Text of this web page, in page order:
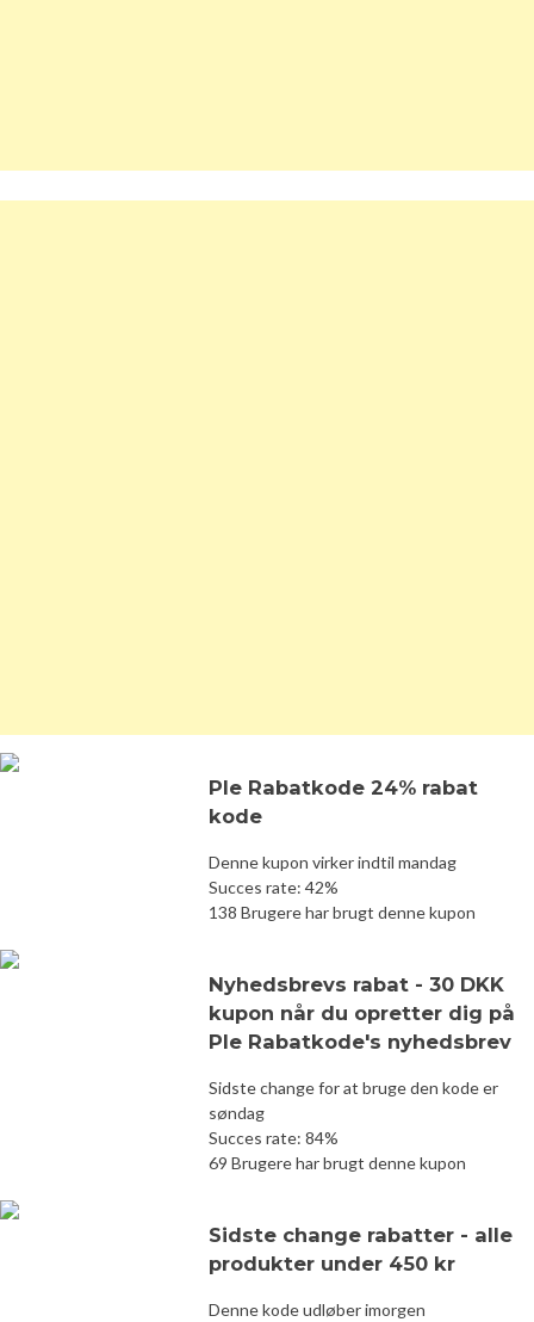
Ple Rabatkode 24% rabat
kode
Denne kupon virker indtil mandag
Succes rate: 42%
138 Brugere har brugt denne kupon
Nyhedsbrevs rabat - 30 DKK
kupon når du opretter dig på
Ple Rabatkode's nyhedsbrev
Sidste change for at bruge den kode er
søndag
Succes rate: 84%
69 Brugere har brugt denne kupon
Sidste change rabatter - alle
produkter under 450 kr
Denne kode udløber imorgen